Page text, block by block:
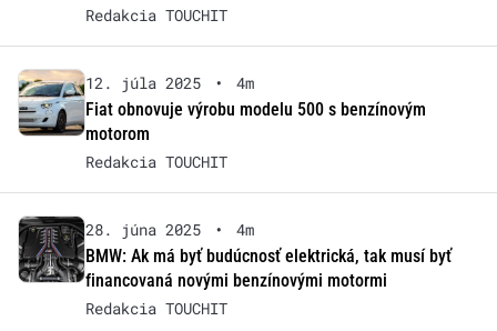
Redakcia TOUCHIT
12. júla 2025 •
4m
Fiat obnovuje výrobu modelu 500 s benzínovým
motorom
Redakcia TOUCHIT
28. júna 2025 •
4m
BMW: Ak má byť budúcnosť elektrická, tak musí byť
financovaná novými benzínovými motormi
Redakcia TOUCHIT